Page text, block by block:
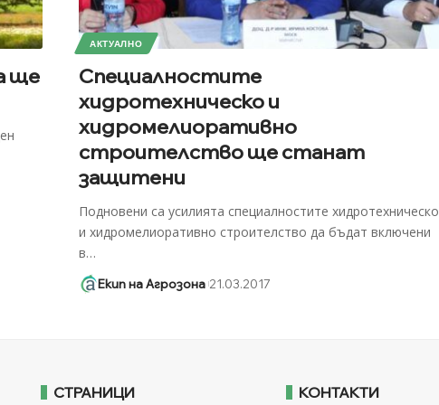
ще
АКТУАЛНО
Специалностите
хидротехническо и
хидромелиоративно
строителство ще станат
защитени
Подновени са усилията специалностите хидротехническо
и хидромелиоративно строителство да бъдат включени
в…
Екип на Агрозона 21.03.2017
СТРАНИЦИ КОНТАКТИ